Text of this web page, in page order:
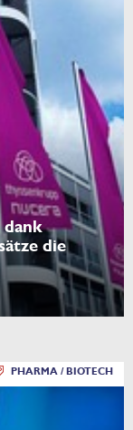
die
PHARMA / BIOTECH